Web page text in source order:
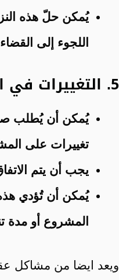
يُمكن حلّ هذه
اللجوء إلى
5. التغييرات في المشروع:
يُمكن أن يُطلب
تغييرات على
يجب أن يتم
يُمكن أن تُؤدي هذه
المشروع أو مدة
ويعد ايضا من مشاكل